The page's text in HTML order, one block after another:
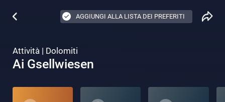
AGGIUNGI ALLA LISTA DEI PREFERITI
Attività | Dolomiti
Ai Gsellwiesen